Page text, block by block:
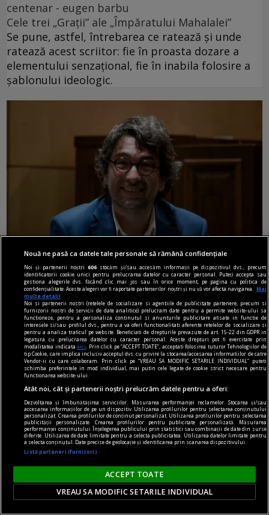
centenar - eugen barbu
Cele trei „Grații” ale „Împăratului Mahalalei”
Se pune, astfel, întrebarea ce ratează și unde
ratează acest scriitor: fie în proasta dozare a
elementului senzațional, fie în inabila folosire a
șablonului ideologic.
dalí
Dalí la București
Dalí vorbește românilor pe limba lor,
spunîndu‑le, totuși, o poveste pe care nu o pot
auzi de la nici un alt artist.
Sever VOINESCU
Nouă ne pasă ca datele tale personale să rămână confidențiale
Noi și partenerii noștri606 stocăm și/sau accesăm informații pe dispozitivul dvs., precum
identificatorii cookie unici pentru prelucrarea datelor cu caracter personal. Puteți accepta sau
gestiona alegerile dvs. făcând clic mai jos sau în orice moment, pe pagina cu politica de
confidențialitate. Aceste alegeri vor fi raportate partenerilor noștri și nu vă vor afecta navigarea.
Mai
multe detalii
Noi si partenerii nostri (retelele de socializare si agentiile de publicitate partenere, precum si
furnizorii nostri de servicii de date analitice) prelucram date pentru a permite website-ului sa
functioneze, pentru a personaliza continutul si anunturile publicitare afisate in functie de
interesele si/sau profilul dvs., pentru a va oferi functionalitati aferente retelelor de socializare si
pentru a analiza traficul pe website. Beneficiati de drepturile prevazute de art. 15-22 din GDPR in
legatura cu prelucrarea datelor cu caracter personal. Aceste drepturi pot fi exercitate prin
modalitatea indicataaici
. Prin click pe “ACCEPT TOATE”, acceptati folosirea tuturor Tehnologiilor de
tip Cookie, care implica inclusiv acceptul dvs. cu privire la stocarea/accesarea informatiilor de catre
Vendor-ii cu care colaboram. Prin click pe “VREAU SA MODIFIC SETARILE INDIVIDUAL” puteti
schimba preferintele in mod individual, mai putin cele legate de cookie strict necesare pentru
functionarea website-ului.
Atât noi, cât și partenerii noștri prelucrăm datele pentru a oferi:
Dezvoltarea și îmbunătățirea serviciilor. Măsurarea performanței reclamelor. Stocarea și/sau
accesarea informațiilor de pe un dispozitiv. Utilizarea profilurilor pentru selectarea conținutului
personalizat. Crearea profilurilor de conținut personalizat. Utilizarea profilurilor pentru selectarea
publicității personalizate. Crearea profilurilor pentru publicitate personalizată. Măsurarea
performanței conținutului. Înțelegerea publicului prin statistici sau combinații de date din surse
diferite. Utilizarea de date limitate pentru a selecta publicitatea. Utilizarea datelor limitate pentru
a selecta conținutul. Date precise de geolocație și identificarea prin scanarea dispozitivului.
Listă parteneri (furnizori)
ACCEPT TOATE
VREAU SA MODIFIC SETARILE INDIVIDUAL